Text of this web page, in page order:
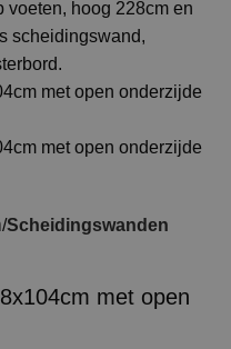
Scheidingswanden
met open